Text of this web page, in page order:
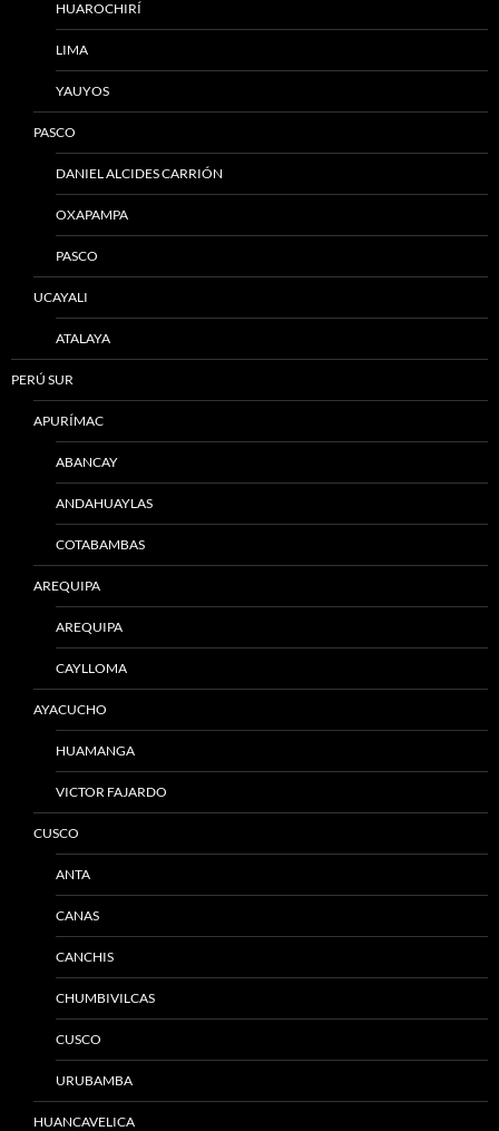
HUAROCHIRÍ
LIMA
YAUYOS
PASCO
DANIEL ALCIDES CARRIÓN
OXAPAMPA
PASCO
UCAYALI
ATALAYA
PERÚ SUR
APURÍMAC
ABANCAY
ANDAHUAYLAS
COTABAMBAS
AREQUIPA
AREQUIPA
CAYLLOMA
AYACUCHO
HUAMANGA
VICTOR FAJARDO
CUSCO
ANTA
CANAS
CANCHIS
CHUMBIVILCAS
CUSCO
URUBAMBA
HUANCAVELICA